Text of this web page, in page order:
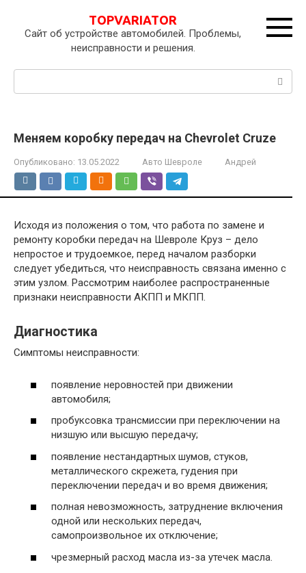
контенту
TOPVARIATOR
Сайт об устройстве автомобилей. Проблемы,
неисправности и решения.
Поиск:
Меняем коробку передач на Chevrolet Cruze
Опубликовано: 13.05.2022 Авто Шевроле Андрей
Исходя из положения о том, что работа по замене и
ремонту коробки передач на Шевроле Круз – дело
непростое и трудоемкое, перед началом разборки
следует убедиться, что неисправность связана именно с
этим узлом. Рассмотрим наиболее распространенные
признаки неисправности АКПП и МКПП.
Диагностика
Симптомы неисправности:
появление неровностей при движении
автомобиля;
пробуксовка трансмиссии при переключении на
низшую или высшую передачу;
появление нестандартных шумов, стуков,
металлического скрежета, гудения при
переключении передач и во время движения;
полная невозможность, затруднение включения
одной или нескольких передач,
самопроизвольное их отключение;
чрезмерный расход масла из-за утечек масла.